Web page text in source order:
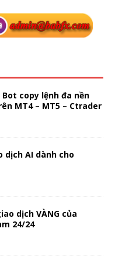
copy lệnh đa nền
MT4 – MT5 – Ctrader
dịch AI dành cho
dịch VÀNG của
24/24